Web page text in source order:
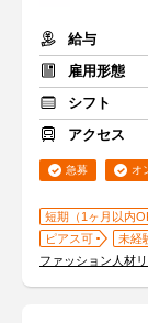
給与
雇用形態
シフト
アクセス
急募 オ
短期（1ヶ月以内
ピアス可
未経
ファッション人材